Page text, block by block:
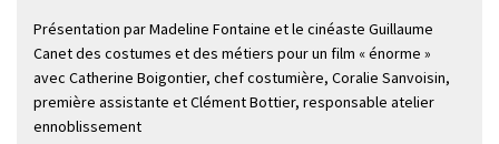
Présentation par Madeline Fontaine et le cinéaste Guillaume
Canet des costumes et des métiers pour un film « énorme »
avec Catherine Boigontier, chef costumière, Coralie Sanvoisin,
première assistante et Clément Bottier, responsable atelier
ennoblissement